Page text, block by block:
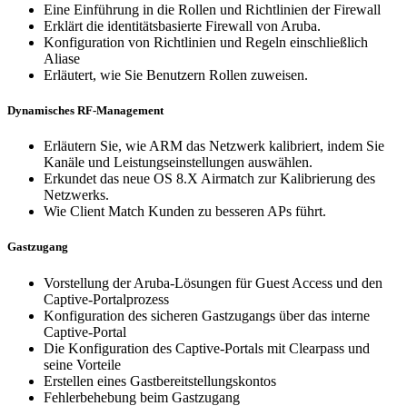
Eine Einführung in die Rollen und Richtlinien der Firewall
Erklärt die identitätsbasierte Firewall von Aruba.
Konfiguration von Richtlinien und Regeln einschließlich
Aliase
Erläutert, wie Sie Benutzern Rollen zuweisen.
Dynamisches RF-Management
Erläutern Sie, wie ARM das Netzwerk kalibriert, indem Sie
Kanäle und Leistungseinstellungen auswählen.
Erkundet das neue OS 8.X Airmatch zur Kalibrierung des
Netzwerks.
Wie Client Match Kunden zu besseren APs führt.
Gastzugang
Vorstellung der Aruba-Lösungen für Guest Access und den
Captive-Portalprozess
Konfiguration des sicheren Gastzugangs über das interne
Captive-Portal
Die Konfiguration des Captive-Portals mit Clearpass und
seine Vorteile
Erstellen eines Gastbereitstellungskontos
Fehlerbehebung beim Gastzugang